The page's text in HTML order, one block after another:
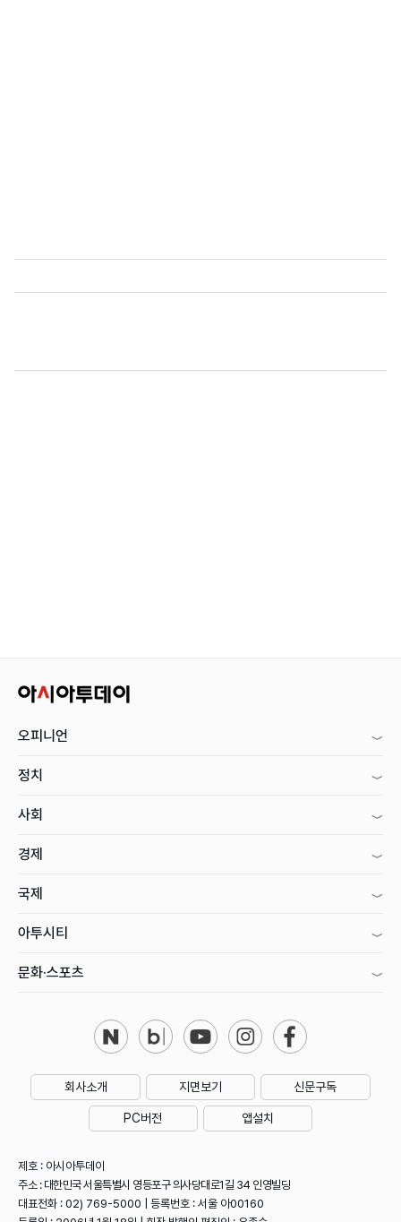
오피니언
정치
사회
경제
국제
아투시티
문화·스포츠
회사소개 지면보기 신문구독
PC버전 앱설치
제호 : 아시아투데이
주소 : 대한민국 서울특별시 영등포구 의사당대로1길 34 인영빌딩
대표전화 : 02) 769-5000 | 등록번호 : 서울 아00160